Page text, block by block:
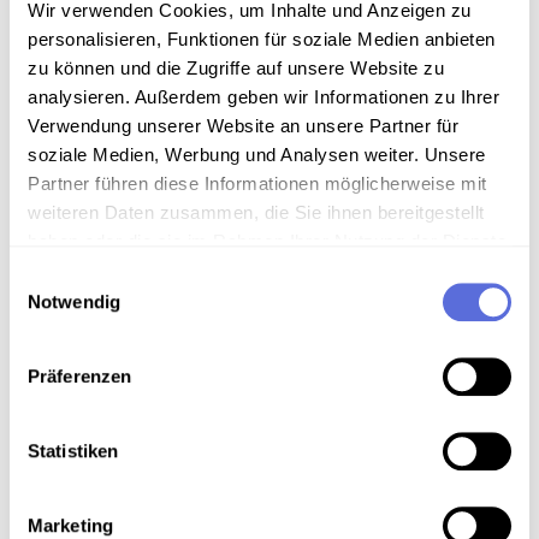
Wir verwenden Cookies, um Inhalte und Anzeigen zu
personalisieren, Funktionen für soziale Medien anbieten
zu können und die Zugriffe auf unsere Website zu
analysieren. Außerdem geben wir Informationen zu Ihrer
Verwendung unserer Website an unsere Partner für
soziale Medien, Werbung und Analysen weiter. Unsere
Partner führen diese Informationen möglicherweise mit
weiteren Daten zusammen, die Sie ihnen bereitgestellt
Notwendig
Präferenzen
Statistiken
Marketing
Sammlungsgeschichte
Sammlung Aufnahmen des "United States Information
Service" ( USIS ) aus der Wienbibliothek
Download
Verortung in der digitalen Sammlung
Schlagworte